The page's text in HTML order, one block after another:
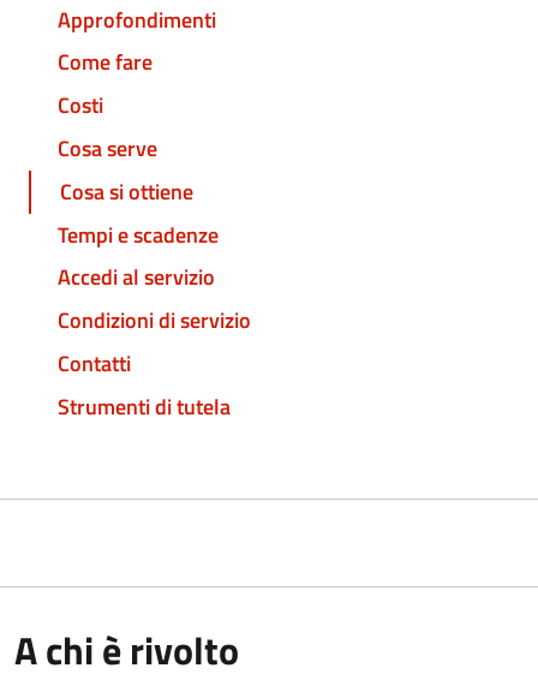
Approfondimenti
Come fare
Costi
Cosa serve
Cosa si ottiene
Tempi e scadenze
Accedi al servizio
Condizioni di servizio
Contatti
Strumenti di tutela
A chi è rivolto